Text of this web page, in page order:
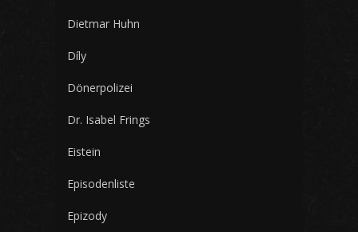
Dietmar Huhn
Díly
Dönerpolizei
Dr. Isabel Frings
Eistein
Episodenliste
Epizody